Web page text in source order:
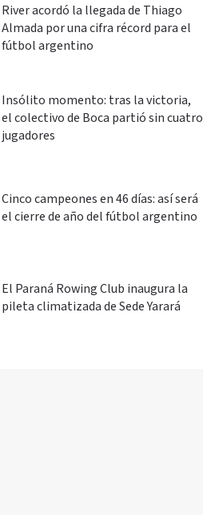
River acordó la llegada de Thiago
Almada por una cifra récord para el
fútbol argentino
Insólito momento: tras la victoria,
el colectivo de Boca partió sin cuatro
jugadores
Cinco campeones en 46 días: así será
el cierre de año del fútbol argentino
El Paraná Rowing Club inaugura la
pileta climatizada de Sede Yarará